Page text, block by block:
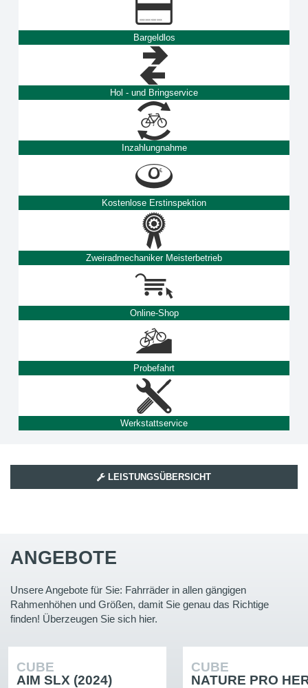
Bargeldlos
Hol - und Bringservice
Inzahlungnahme
Kostenlose Erstinspektion
Zweiradmechaniker Meisterbetrieb
Online-Shop
Probefahrt
Werkstattservice
LEISTUNGSÜBERSICHT
ANGEBOTE
Unsere Angebote für Sie: Fahrräder in allen gängigen
Rahmenhöhen und Größen, damit Sie genau das Richtige
finden! Überzeugen Sie sich hier.
CUBE
AIM SLX (2024)
CUBE
NATURE PRO